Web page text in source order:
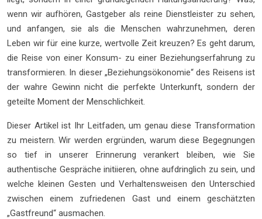
wenn wir aufhören, Gastgeber als reine Dienstleister zu sehen,
und anfangen, sie als die Menschen wahrzunehmen, deren
Leben wir für eine kurze, wertvolle Zeit kreuzen? Es geht darum,
die Reise von einer Konsum- zu einer Beziehungserfahrung zu
transformieren. In dieser „Beziehungsökonomie“ des Reisens ist
der wahre Gewinn nicht die perfekte Unterkunft, sondern der
geteilte Moment der Menschlichkeit.
Dieser Artikel ist Ihr Leitfaden, um genau diese Transformation
zu meistern. Wir werden ergründen, warum diese Begegnungen
so tief in unserer Erinnerung verankert bleiben, wie Sie
authentische Gespräche initiieren, ohne aufdringlich zu sein, und
welche kleinen Gesten und Verhaltensweisen den Unterschied
zwischen einem zufriedenen Gast und einem geschätzten
„Gastfreund“ ausmachen.